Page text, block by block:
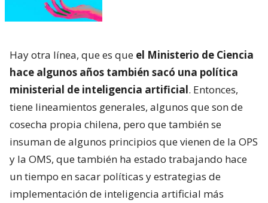
Hay otra línea, que es que el Ministerio de Ciencia
hace algunos años también sacó una política
ministerial de inteligencia artificial. Entonces,
tiene lineamientos generales, algunos que son de
cosecha propia chilena, pero que también se
insuman de algunos principios que vienen de la OPS
y la OMS, que también ha estado trabajando hace
un tiempo en sacar políticas y estrategias de
implementación de inteligencia artificial más